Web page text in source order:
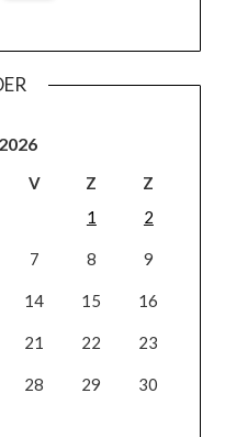
V Z
Z
1
2
7 8 9
14 15 16
21 22 23
28 29 30